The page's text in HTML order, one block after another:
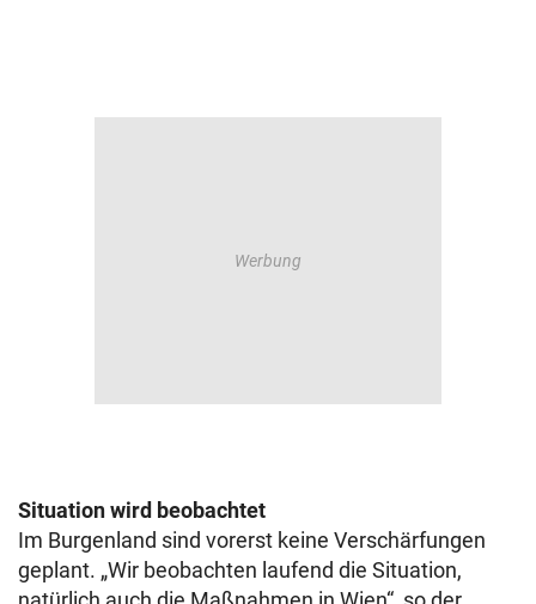
Situation wird beobachtet
Im Burgenland sind vorerst keine Verschärfungen
geplant. „Wir beobachten laufend die Situation,